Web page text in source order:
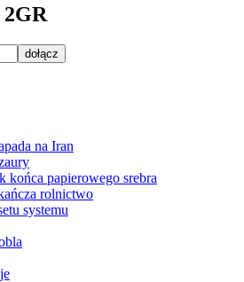
na Iran
końca papierowego srebra
rolnictwo
systemu